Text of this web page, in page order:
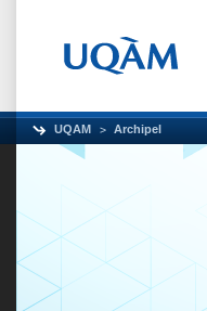
UQAM Archipel